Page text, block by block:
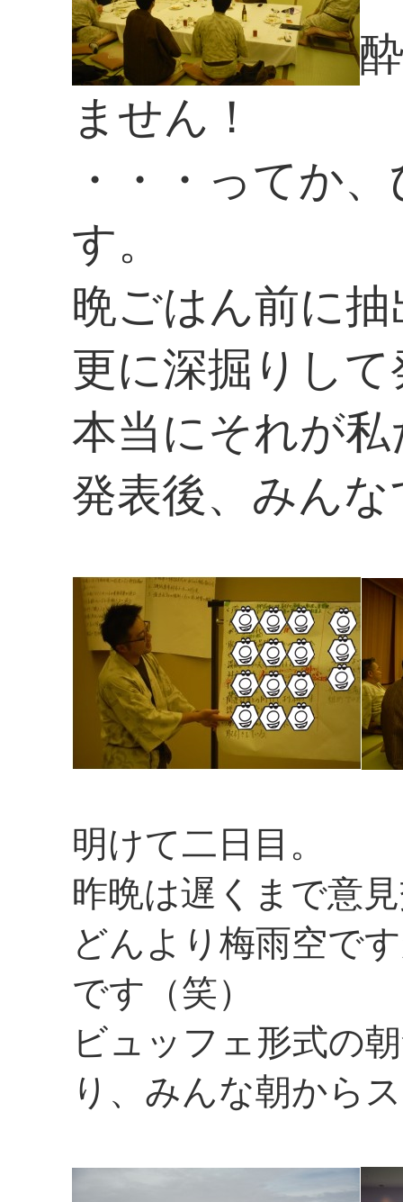
ません！
・・・ってか
す。
晩ごはん前に
更に深掘りし
本当にそれが
発表後、みん
明けて二日目。
昨晩は遅くまで意
どんより梅雨空で
です（笑）
ビュッフェ形式の
り、みんな朝から